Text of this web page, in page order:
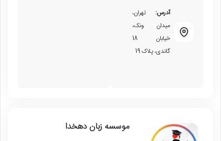
آدرس: تهران،
میدان ونک،
خیابان 18
گاندی، پلاک 19
موسسه زبان دهخدا